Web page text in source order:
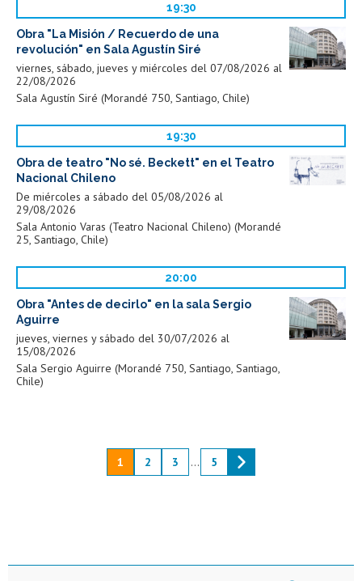
19:30
Obra "La Misión / Recuerdo de una
revolución" en Sala Agustín Siré
viernes, sábado, jueves y miércoles del 07/08/2026 al
22/08/2026
Sala Agustín Siré (Morandé 750, Santiago, Chile)
19:30
Obra de teatro "No sé. Beckett" en el Teatro
Nacional Chileno
De miércoles a sábado del 05/08/2026 al
29/08/2026
Sala Antonio Varas (Teatro Nacional Chileno) (Morandé
25, Santiago, Chile)
20:00
Obra "Antes de decirlo" en la sala Sergio
Aguirre
jueves, viernes y sábado del 30/07/2026 al
15/08/2026
Sala Sergio Aguirre (Morandé 750, Santiago, Santiago,
Chile)
1 2 3 ... 5